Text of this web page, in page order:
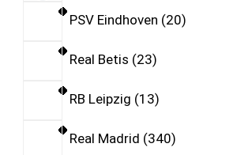
PSV Eindhoven 20
Real Betis 23
RB Leipzig 13
Real Madrid 340